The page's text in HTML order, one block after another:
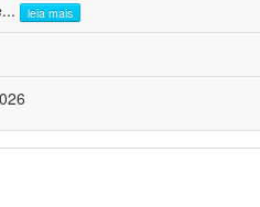
... leia mais